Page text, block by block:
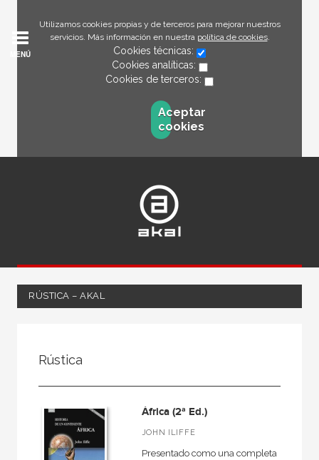
Utilizamos cookies propias y de terceros para mejorar nuestros
servicios. Más información en nuestra política de cookies.
Cookies técnicas:
Cookies analíticas:
Cookies de terceros:
Aceptar
cookies
MENÚ
RÚSTICA – AKAL
Ciencias humanas y sociales
Historia
General
Rústica
África (2ª Ed.)
JOHN ILIFFE
Presentado como una completa